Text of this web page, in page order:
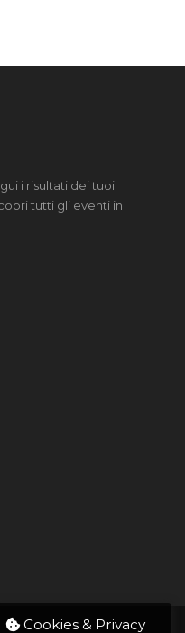
i risultati dei tuoi
tutti gli eventi in
Cookies & Privacy